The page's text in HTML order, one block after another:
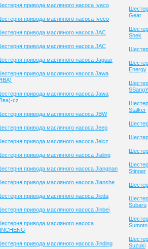
привода масляного насоса Iveco
привода масляного насоса Iveco
привода масляного насоса JAC
привода масляного насоса JAC
привода масляного насоса Jaguar
привода масляного насоса Jawa
привода масляного насоса Jawa
cz
привода масляного насоса JBW
привода масляного насоса Jeep
привода масляного насоса Jelcz
привода масляного насоса Jialing
привода масляного насоса Jiangnan
привода масляного насоса Jianshe
привода масляного насоса Jieda
привода масляного насоса Jinbei
привода масляного насоса
привода масляного насоса Jinding
Gear
Shek
Energy
Stalker
Stinger
Subaru
Sumoto
Suzuki